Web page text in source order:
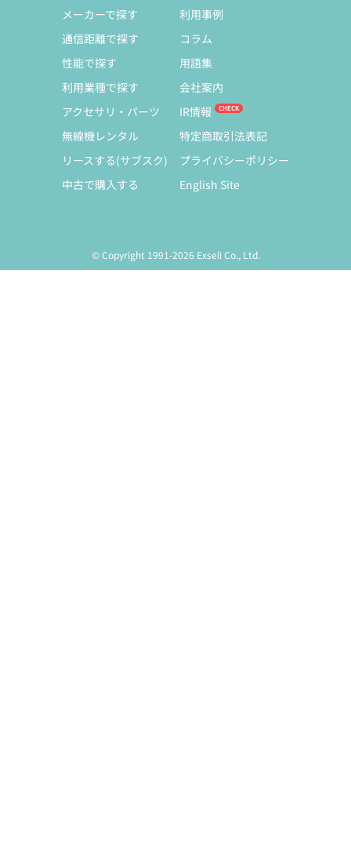
メーカーで探す
通信距離で探す
性能で探す
利用業種で探す
アクセサリ・パーツ
無線機レンタル
リースする(サブスク)
中古で購入する
利用事例
コラム
用語集
会社案内
IR情報
特定商取引法表記
プライバシーポリシー
English Site
© Copyright 1991-2026 Exseli Co., Ltd.